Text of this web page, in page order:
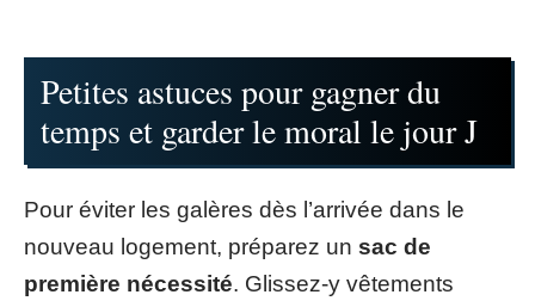
Petites astuces pour gagner du
temps et garder le moral le jour J
Pour éviter les galères dès l’arrivée dans le
nouveau logement, préparez un sac de
première nécessité. Glissez-y vêtements